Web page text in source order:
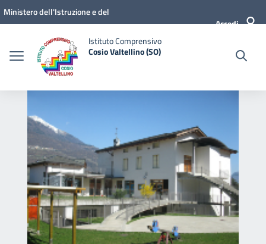
Vai ai contenuti
Vai al menu di navigazione
Vai al footer
Ministero dell'Istruzione e del
Accedi
Istituto Comprensivo
Cosio Valtellino (SO)